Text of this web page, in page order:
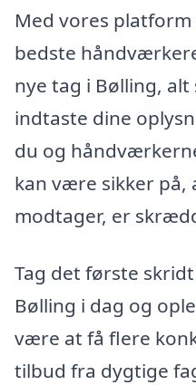
Med vores
bedste
nye tag i Bølling,
indtaste dine
du og
kan være sikker på,
modtager, er
Tag det første
Bølling i dag og
være at få flere
tilbud fra dygtige